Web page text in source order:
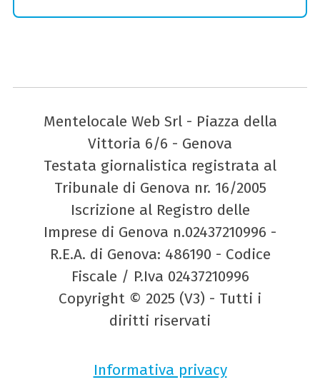
Mentelocale Web Srl - Piazza della
Vittoria 6/6 - Genova
Testata giornalistica registrata al
Tribunale di Genova nr. 16/2005
Iscrizione al Registro delle
Imprese di Genova n.02437210996 -
R.E.A. di Genova: 486190 - Codice
Fiscale / P.Iva 02437210996
Copyright © 2025 (V3) - Tutti i
diritti riservati
Informativa privacy